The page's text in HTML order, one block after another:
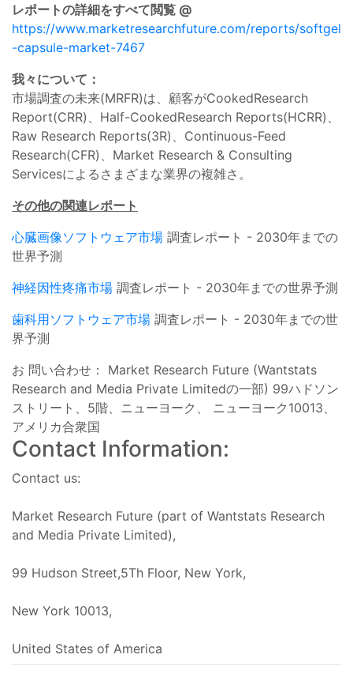
レポートの詳細をすべて閲覧 @
https://www.marketresearchfuture.com/reports/softgel
-capsule-market-7467
我々について：
市場調査の未来(MRFR)は、顧客がCookedResearch
Report(CRR)、Half-CookedResearch Reports(HCRR)、
Raw Research Reports(3R)、Continuous-Feed
Research(CFR)、Market Research & Consulting
Servicesによるさまざまな業界の複雑さ。
その他の関連レポート
心臓画像ソフトウェア市場 調査レポート - 2030年までの
世界予測
神経因性疼痛市場 調査レポート - 2030年までの世界予測
歯科用ソフトウェア市場 調査レポート - 2030年までの世
界予測
お 問い合わせ： Market Research Future (Wantstats
Research and Media Private Limitedの一部) 99ハドソン
ストリート、5階、ニューヨーク、 ニューヨーク10013、
アメリカ合衆国
Contact Information:
Contact us:
Market Research Future (part of Wantstats Research
and Media Private Limited),
99 Hudson Street,5Th Floor, New York,
New York 10013,
United States of America